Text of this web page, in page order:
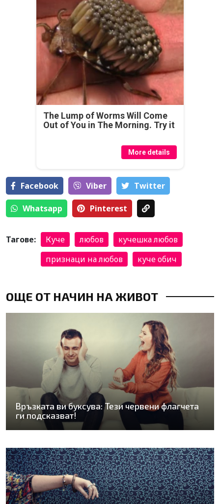
The Lump of Worms Will Come
Out of You in The Morning. Try it
More details
Facebook Viber Тwitter
Whatsapp Pinterest
Тагове: Куче любов
кучешка любов
признаци на любов
куче обич
ОЩЕ ОТ НАЧИН НА ЖИВОТ
Връзката ви буксува: Тези червени флагчета
ги подсказват!